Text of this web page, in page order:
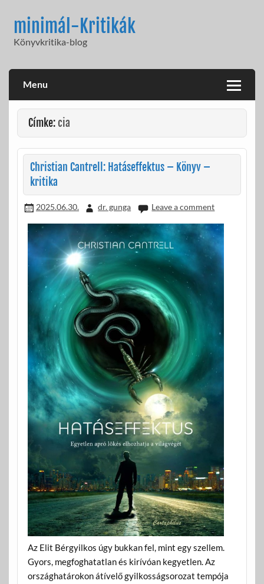
contentminimál-Kritikák
Könyvkritika-blog
Menu
Címke:cia
Christian Cantrell: Hatáseffektus – Könyv –
kritika
2025.06.30. dr. gunga Leave a comment
Az Elit Bérgyilkos úgy bukkan fel, mint egy szellem.
Gyors, megfoghatatlan és kirívóan kegyetlen. Az
országhatárokon átívelő gyilkosságsorozat tempója